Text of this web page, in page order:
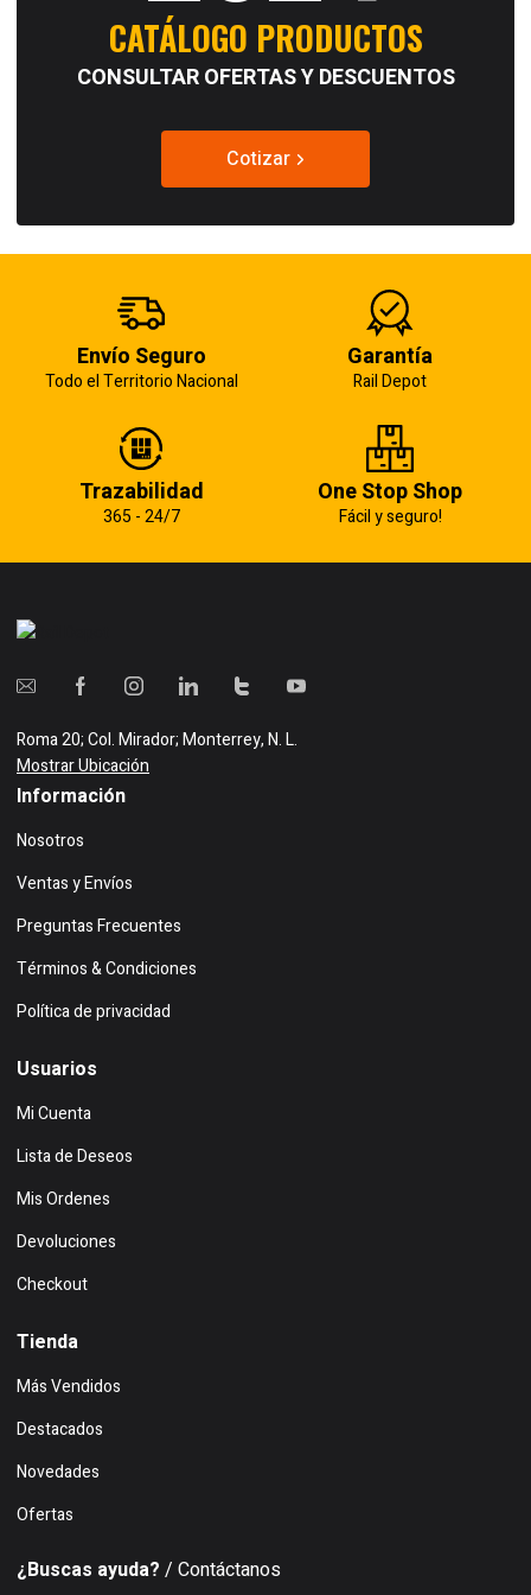
CATÁLOGO PRODUCTOS
CONSULTAR OFERTAS Y DESCUENTOS
Cotizar
Envío Seguro
Todo el Territorio Nacional
Garantía
Rail Depot
Trazabilidad
365 - 24/7
One Stop Shop
Fácil y seguro!
Roma 20; Col. Mirador; Monterrey, N. L.
Mostrar Ubicación
Información
Nosotros
Ventas y Envíos
Preguntas Frecuentes
Términos & Condiciones
Política de privacidad
Usuarios
Mi Cuenta
Lista de Deseos
Mis Ordenes
Devoluciones
Checkout
Tienda
Más Vendidos
Destacados
Novedades
Ofertas
¿Buscas ayuda? / Contáctanos